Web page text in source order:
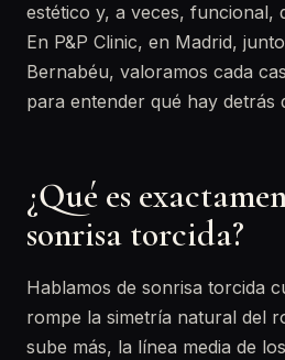
estético y, a veces, funcional,
En P&P Clinic, en Madrid,
Bernabéu, valoramos cada
para entender qué hay detrás
¿Qué es
sonrisa torcida?
Hablamos de sonrisa torcida
rompe la simetría natural del
sube más, la línea media de